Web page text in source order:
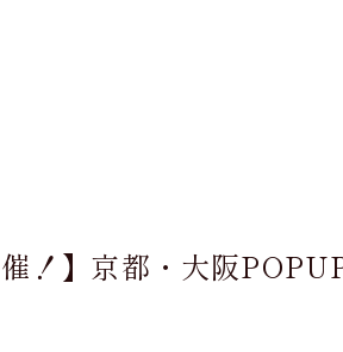
催！】京都・大阪